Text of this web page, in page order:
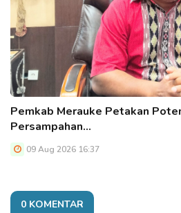
Pemkab Merauke Petakan
Persampahan…
09 Aug 2026 16:37
0 KOMENTAR